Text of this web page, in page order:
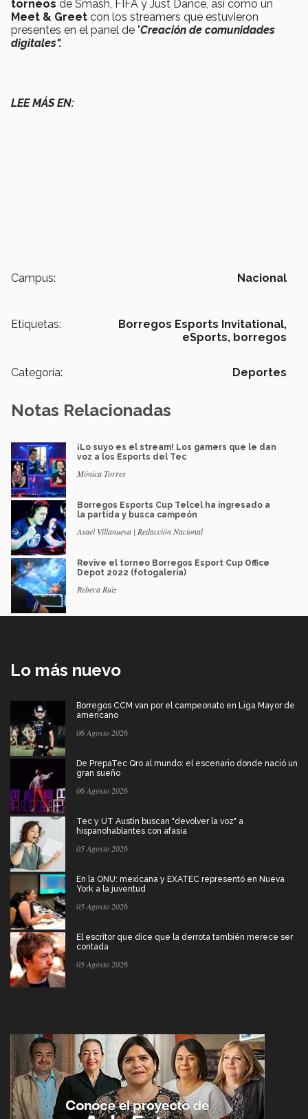
torneos de Smash, FIFA y Just Dance, así como un
Meet & Greet con los streamers que estuvieron
presentes en el panel de "Creación de comunidades
digitales".
LEE MÁS EN:
Campus: Nacional
Etiquetas:
Borregos Esports Invitational,
eSports, borregos
Categoría: Deportes
Notas Relacionadas
¡Lo suyo es el stream! Los gamers que le dan
voz a los Esports del Tec
Mónica Torres
Borregos Esports Cup Telcel ha ingresado a
la partida y busca campeón
Asael Villanueva | Redacción Nacional
Revive el torneo Borregos Esport Cup Office
Depot 2022 (fotogalería)
Rebeca Ruiz
Lo más nuevo
Borregos CCM van por el campeonato en Liga Mayor de
americano
06 Agosto 2026
De PrepaTec Qro al mundo: el escenario donde nació un
gran sueño
06 Agosto 2026
Tec y UT Austin buscan "devolver la voz" a
hispanohablantes con afasia
05 Agosto 2026
En la ONU: mexicana y EXATEC representó en Nueva
York a la juventud
05 Agosto 2026
El escritor que dice que la derrota también merece ser
contada
05 Agosto 2026